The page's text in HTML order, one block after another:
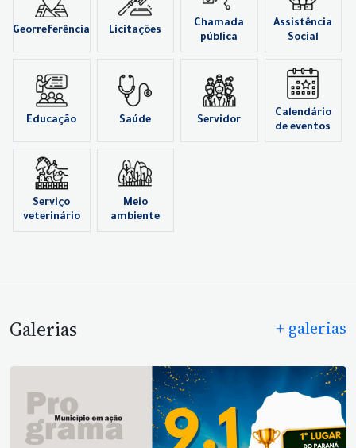
Georreferência Licitações
Chamada
pública
Assistência
Social
Educação Saúde Servidor
Calendário
de eventos
Serviço
veterinário
Meio
ambiente
Galerias + galerias